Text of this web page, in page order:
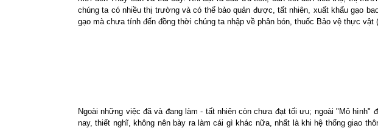
chúng ta có nhiều thị trường và có thể bảo quản được, tất nhiên, xuất khẩu gạo
gạo mà chưa tính đến đồng thời chúng ta nhập về phân bón, thuốc Bảo vệ thực
Ngoài những việc đã và đang làm - tất nhiên còn chưa đạt tối ưu; ngoài "Mô
nay, thiết nghĩ, không nên bày ra làm cái gì khác nữa, nhất là khi hệ thống giao